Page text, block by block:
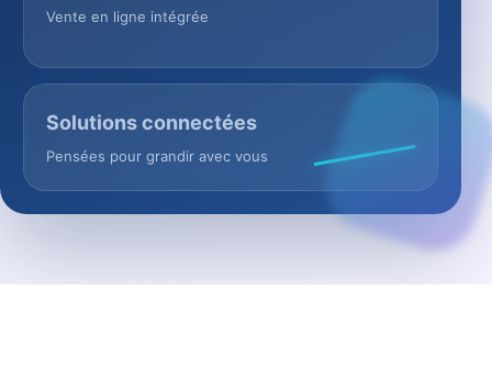
Vente en ligne intégrée
Solutions connectées
Pensées pour grandir avec vous